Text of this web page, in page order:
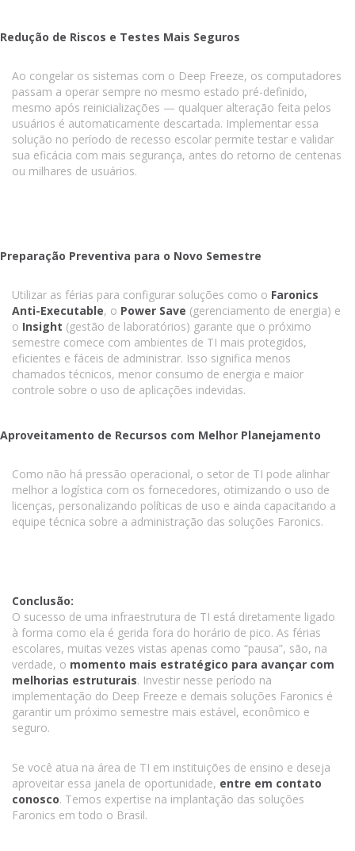
Redução de Riscos e Testes Mais Seguros
Ao congelar os sistemas com o Deep Freeze, os computadores
passam a operar sempre no mesmo estado pré-definido,
mesmo após reinicializações — qualquer alteração feita pelos
usuários é automaticamente descartada. Implementar essa
solução no período de recesso escolar permite testar e validar
sua eficácia com mais segurança, antes do retorno de centenas
ou milhares de usuários.
Preparação Preventiva para o Novo Semestre
Utilizar as férias para configurar soluções como o Faronics
Anti-Executable, o Power Save (gerenciamento de energia) e
o Insight (gestão de laboratórios) garante que o próximo
semestre comece com ambientes de TI mais protegidos,
eficientes e fáceis de administrar. Isso significa menos
chamados técnicos, menor consumo de energia e maior
controle sobre o uso de aplicações indevidas.
Aproveitamento de Recursos com Melhor Planejamento
Como não há pressão operacional, o setor de TI pode alinhar
melhor a logística com os fornecedores, otimizando o uso de
licenças, personalizando políticas de uso e ainda capacitando a
equipe técnica sobre a administração das soluções Faronics.
Conclusão:
O sucesso de uma infraestrutura de TI está diretamente ligado
à forma como ela é gerida fora do horário de pico. As férias
escolares, muitas vezes vistas apenas como “pausa”, são, na
verdade, o momento mais estratégico para avançar com
melhorias estruturais. Investir nesse período na
implementação do Deep Freeze e demais soluções Faronics é
garantir um próximo semestre mais estável, econômico e
seguro.
Se você atua na área de TI em instituições de ensino e deseja
aproveitar essa janela de oportunidade, entre em contato
conosco. Temos expertise na implantação das soluções
Faronics em todo o Brasil.